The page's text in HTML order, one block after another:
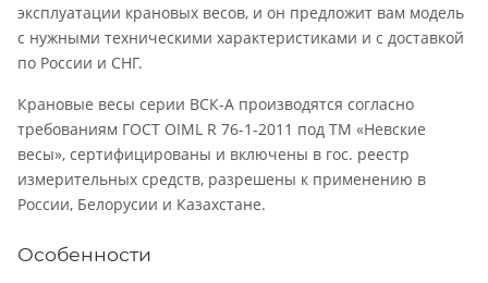
эксплуатации крановых весов, и он предложит вам модель
с нужными техническими характеристиками и с доставкой
по России и СНГ.
Крановые весы серии ВСК-А производятся согласно
требованиям ГОСТ OIML R 76-1-2011 под ТМ «Невские
весы», сертифицированы и включены в гос. реестр
измерительных средств, разрешены к применению в
России, Белорусии и Казахстане.
Особенности